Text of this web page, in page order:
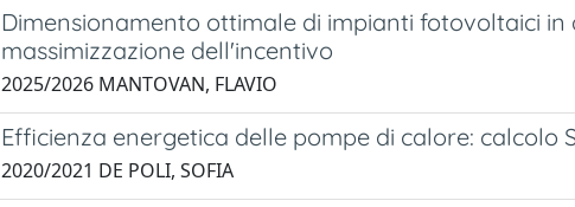
Dimensionamento ottimale di impianti fotovoltaici
massimizzazione dell'incentivo
2025/2026 MANTOVAN, FLAVIO
Efficienza energetica delle pompe di calore: calcolo
2020/2021 DE POLI, SOFIA